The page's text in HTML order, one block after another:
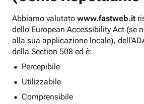
Abbiamo valutato www.fastweb.it
dello European Accessibility Act (se
alla sua applicazione locale),
della Section 508 ed è:
Percepibile
Utilizzabile
Comprensibile